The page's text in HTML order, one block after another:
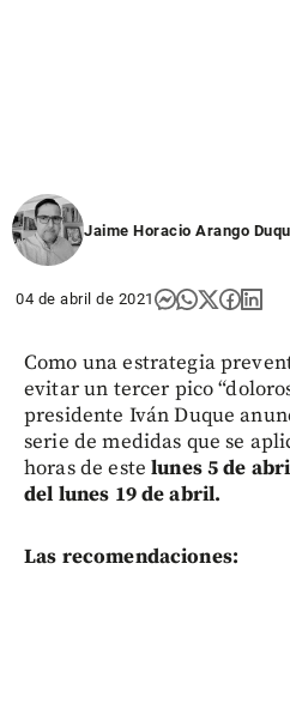
Jaime Horacio Arango
04 de abril de 2021
Como una estrategia
evitar un tercer pico
presidente Iván Duque
serie de medidas que se
horas de estelunes 5 de
del lunes 19 de abril.
Las recomendaciones: